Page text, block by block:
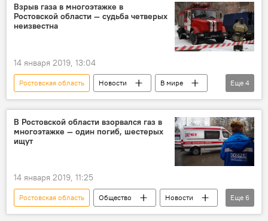
тело
Взрыв газа в многоэтажке в
Ростовской области — судьба четверых
неизвестна
14 января 2019, 13:04
Ростовская область Новости
В мире
Происшествия
Россия
взрыв
пострадавшие
Еще 4
В Ростовской области взорвался газ в
многоэтажке — один погиб, шестерых
ищут
14 января 2019, 11:25
Ростовская область Общество
Новости
В мире
Происшествия
Россия
Еще 6